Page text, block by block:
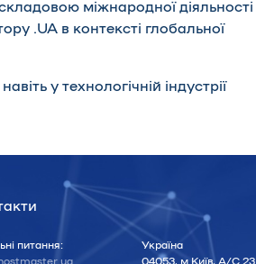
міжнародної діяльності
.UA в контексті глобальної
у технологічній індустрії
питання:
Україна
04053, м.Київ, А/С 23